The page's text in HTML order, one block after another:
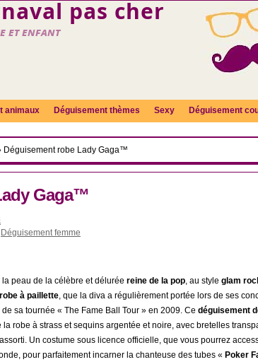
pas cher
et enfant
animaux Déguisement thèmes Sexy Déguisement
Déguisement robe Lady Gaga™
Gaga™
Déguisement femme
la peau de la célèbre et délurée reine de la pop, au style glam
robe à paillette, que la diva a régulièrement portée lors de ses
de sa tournée « The Fame Ball Tour » en 2009. Ce déguisement
la robe à strass et sequins argentée et noire, avec bretelles
Un costume sous licence officielle, que vous pourrez
pour parfaitement incarner la chanteuse des tubes « Poker